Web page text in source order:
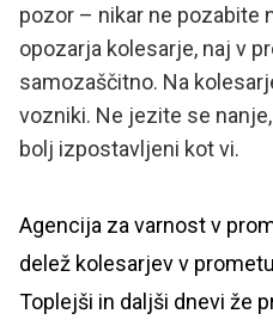
pozor – nikar ne pozabite
opozarja kolesarje, naj v
samozaščitno. Na
vozniki. Ne jezite se
bolj izpostavljeni kot vi.
Agencija za varnost v
delež kolesarjev v
Toplejši in daljši dnevi že